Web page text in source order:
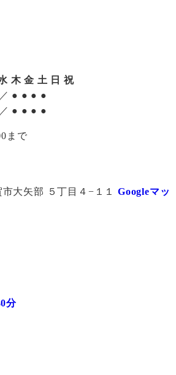
木 金 土 日 祝
／ ● ● ● ●
／ ● ● ● ●
まで
大矢部 ５丁目４−１１ Googleマッ
分